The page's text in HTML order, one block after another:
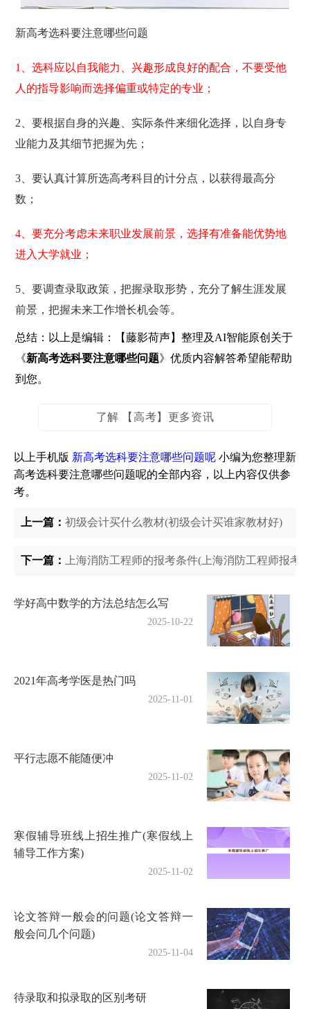
新高考选科要注意哪些问题
1、选科应以自我能力、兴趣形成良好的配合，不要受他
人的指导影响而选择偏重或特定的专业；
2、要根据自身的兴趣、实际条件来细化选择，以自身专
业能力及其细节把握为先；
3、要认真计算所选高考科目的计分点，以获得最高分
数；
4、要充分考虑未来职业发展前景，选择有准备能优势地
进入大学就业；
5、要调查录取政策，把握录取形势，充分了解生涯发展
前景，把握未来工作增长机会等。
总结：以上是编辑：【藤影荷声】整理及AI智能原创关于
《新高考选科要注意哪些问题》优质内容解答希望能帮助
到您。
了解 【高考】更多资讯
以上手机版 新高考选科要注意哪些问题呢 小编为您整理新
高考选科要注意哪些问题呢的全部内容，以上内容仅供参
考。
上一篇： 初级会计买什么教材(初级会计买谁家教材好)
下一篇： 上海消防工程师的报考条件(上海消防工程师报考
学好高中数学的方法总结怎么写
2025-10-22
2021年高考学医是热门吗
2025-11-01
平行志愿不能随便冲
2025-11-02
寒假辅导班线上招生推广(寒假线上
辅导工作方案)
2025-11-02
论文答辩一般会的问题(论文答辩一
般会问几个问题)
2025-11-04
待录取和拟录取的区别考研